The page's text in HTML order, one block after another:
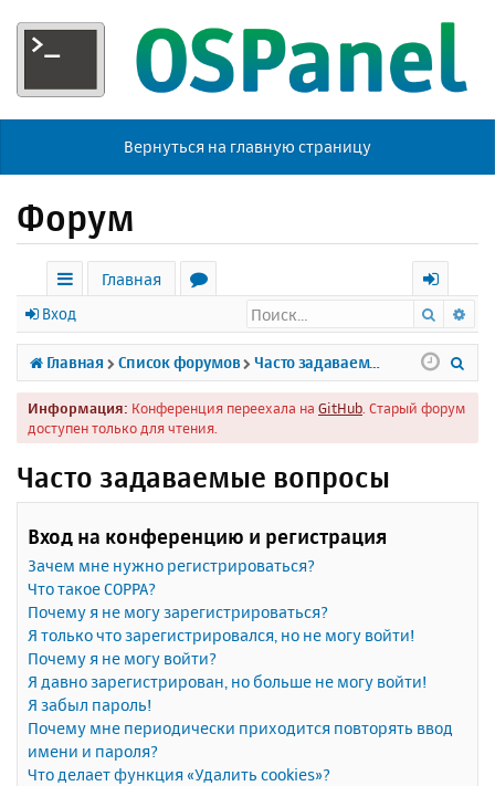
Вернуться на главную страницу
Форум
с
ы
л
к
Главная
р
у
м
х
о
д
Вход Поиск
Главная Список форумов Часто задаваемые вопросы
Информация: Конференция переехала на GitHub . Старый форум
доступен только для чтения.
Часто задаваемые вопросы
Вход на конференцию и регистрация
Зачем мне нужно регистрироваться?
Что такое COPPA?
Почему я не могу зарегистрироваться?
Я только что зарегистрировался, но не могу войти!
Почему я не могу войти?
Я давно зарегистрирован, но больше не могу войти!
Я забыл пароль!
Почему мне периодически приходится повторять ввод
имени и пароля?
Что делает функция «Удалить cookies»?